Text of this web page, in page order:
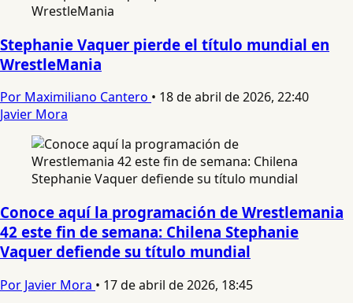
Stephanie Vaquer pierde el título mundial en
WrestleMania
Por Maximiliano Cantero • 18 de abril de 2026, 22:40
Javier Mora
Conoce aquí la programación de Wrestlemania
42 este fin de semana: Chilena Stephanie
Vaquer defiende su título mundial
Por Javier Mora • 17 de abril de 2026, 18:45